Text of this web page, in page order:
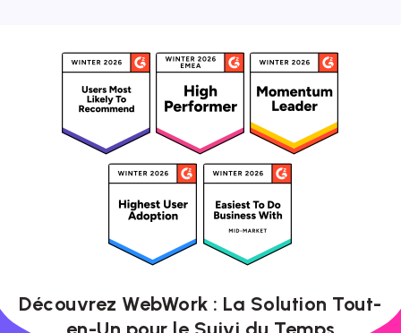
Découvrez WebWork : La Solution Tout-